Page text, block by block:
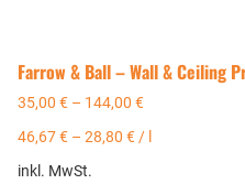
Farrow & Ball – Wall & Ceiling
35,00 € – 144,00 €
46,67€ – 28,80 € /
inkl. MwSt.